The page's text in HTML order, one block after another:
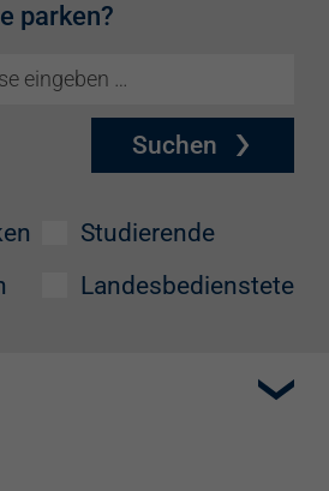
parken?
Suchen
Studierende
Landesbedienstete